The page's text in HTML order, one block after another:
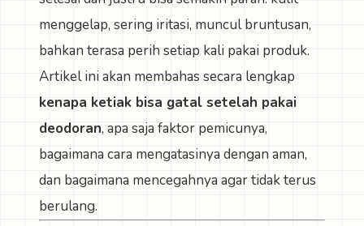
menggelap, sering iritasi, muncul bruntusan,
bahkan terasa perih setiap kali pakai produk.
Artikel ini akan membahas secara lengkap
kenapa ketiak bisa gatal setelah pakai
deodoran, apa saja faktor pemicunya,
bagaimana cara mengatasinya dengan aman,
dan bagaimana mencegahnya agar tidak terus
berulang.